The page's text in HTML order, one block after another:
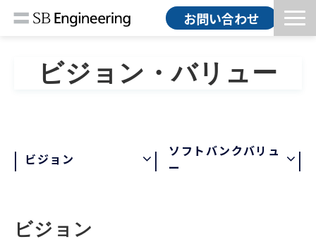
お問い合わせ
ソリューション
お知らせ
会社情報
ビジョン・バリュー
ビジョン
ソフトバンクバリュ
ー
ビジョン